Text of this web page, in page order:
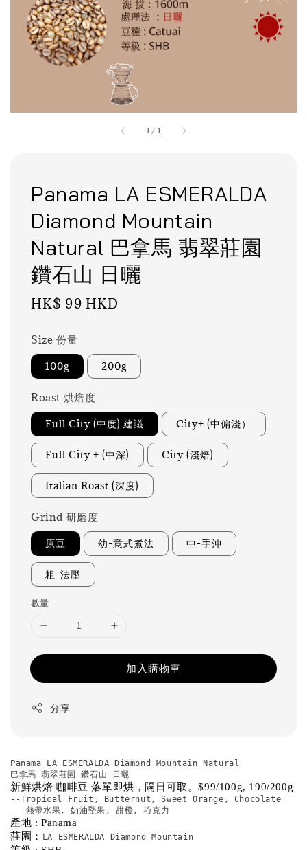
1 / 1
Panama LA ESMERALDA
Diamond Mountain
Natural 巴拿馬 翡翠莊園
鑽石山 日曬
Regular
HK$ 99 HKD
Size 份量
100g 200g
Roast 烘焙度
Full City (中度) 建議 City+ (中偏淺）
Full City + (中深) City (淺焙)
Italian Roast (深度)
Grind 研磨度
原豆 幼-意式煮法 中-手沖
粗-法壓
數量
加入購物車
分享
Panama LA ESMERALDA Diamond Mountain Natural
巴拿馬 翡翠莊園 鑽石山 日曬
新鮮烘焙 咖啡豆 落單即烘，隔日可取。$99/100g, 190/200g
--Tropical Fruit, Butternut, Sweet Orange, Chocolate
   熱帶水果, 奶油堅果, 甜橙, 巧克力
產地 : Panama
莊園：
LA ESMERALDA Diamond Mountain